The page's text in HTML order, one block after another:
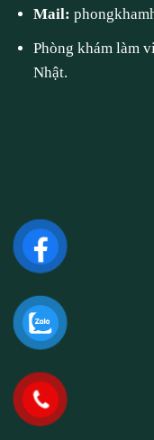
Mail:
Phòng khám làm
Nhật.